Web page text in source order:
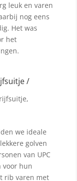
leuk en varen
nog eens
Het was
het
/
,
we ideale
golven
van UPC
voor hun
rib varen met